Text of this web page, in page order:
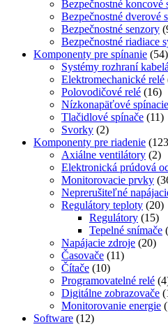
Bezpečnostné koncové
Bezpečnostné dverové
Bezpečnostné senzory
Bezpečnostné riadiace
Komponenty pre spínanie (54)
Systémy rozhraní
Elektromechanické relé
Polovodičové relé (16)
Nízkonapäťové
Tlačidlové spínače (11)
Svorky (2)
Komponenty pre riadenie
Axiálne ventilátory (2)
Elektronická prúdová
Monitorovacie prvky
Neprerušiteľné
Regulátory teploty (20)
Regulátory (15)
Tepelné snímače
Napájacie zdroje (20)
Časovače (11)
Čítače (10)
Programovatelné relé
Digitálne zobrazovače
Monitorovanie energie
Software (12)